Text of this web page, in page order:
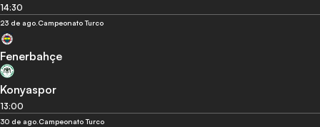
14:30
23 de ago.Campeonato Turco
Fenerbahçe
Konyaspor
13:00
30 de ago.Campeonato Turco